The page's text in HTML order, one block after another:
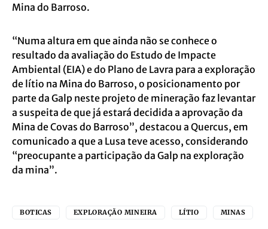
Mina do Barroso.
“Numa altura em que ainda não se conhece o
resultado da avaliação do Estudo de Impacte
Ambiental (EIA) e do Plano de Lavra para a exploração
de lítio na Mina do Barroso, o posicionamento por
parte da Galp neste projeto de mineração faz levantar
a suspeita de que já estará decidida a aprovação da
Mina de Covas do Barroso”, destacou a Quercus, em
comunicado a que a Lusa teve acesso, considerando
“preocupante a participação da Galp na exploração
da mina”.
BOTICAS EXPLORAÇÃO MINEIRA LÍTIO MINAS